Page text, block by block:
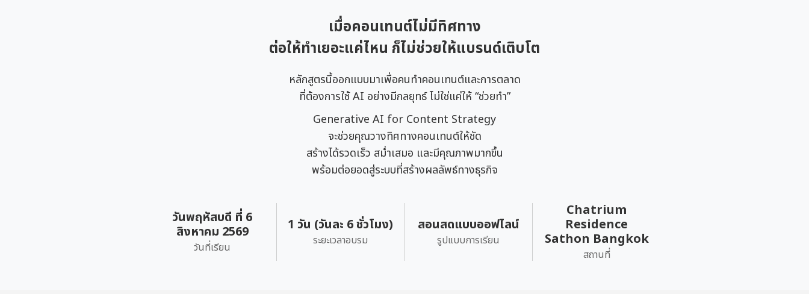
เมื่อคอนเทนต์ไม่มีทิศทาง
ต่อให้ทำเยอะแค่ไหน ก็ไม่ช่วยให้แบรนด์เติบโต
หลักสูตรนี้ออกแบบมาเพื่อคนทำคอนเทนต์และการตลาด
ที่ต้องการใช้ AI อย่างมีกลยุทธ์ ไม่ใช่แค่ให้ “ช่วยทำ”
Generative AI for Content Strategy
จะช่วยคุณวางทิศทางคอนเทนต์ให้ชัด
สร้างได้รวดเร็ว สม่ำเสมอ และมีคุณภาพมากขึ้น
พร้อมต่อยอดสู่ระบบที่สร้างผลลัพธ์ทางธุรกิจ
วันพฤหัสบดี ที่ 6
สิงหาคม 2569
วันที่เรียน
1 วัน (วันละ 6 ชั่วโมง)
ระยะเวลาอบรม
สอนสดแบบออฟไลน์
รูปแบบการเรียน
Chatrium
Residence
Sathon Bangkok
สถานที่